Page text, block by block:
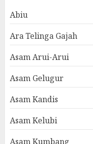
Abiu
Ara Telinga Gajah
Asam Arui-Arui
Asam Gelugur
Asam Kandis
Asam Kelubi
Asam Kumbang